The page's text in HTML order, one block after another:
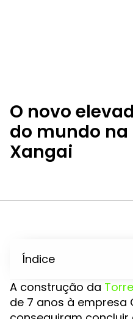
O novo
do mundo na
Xangai
Índice
A construção da
de 7 anos à empresa